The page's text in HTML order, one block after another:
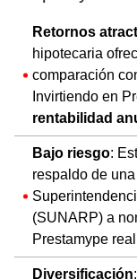
Retornos
hipotecaria
comparación
Invirtiendo en
rentabilidad
Bajo riesgo:
respaldo de
(SUNARP) a
Prestamype
Diversificación